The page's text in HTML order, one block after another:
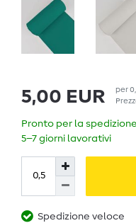
5,00 EUR per
Pronto per la
5–7 giorni lavorativi
Spedizione veloce